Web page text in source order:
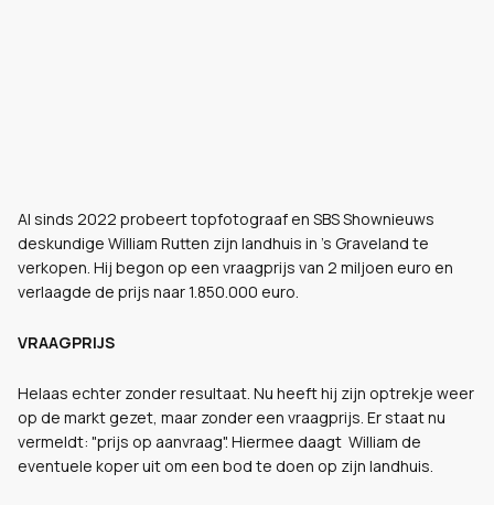
Al sinds 2022 probeert topfotograaf en SBS Shownieuws
deskundige William Rutten zijn landhuis in 's Graveland te
verkopen. Hij begon op een vraagprijs van 2 miljoen euro en
verlaagde de prijs naar 1.850.000 euro.
VRAAGPRIJS
Helaas echter zonder resultaat. Nu heeft hij zijn optrekje weer
op de markt gezet, maar zonder een vraagprijs. Er staat nu
vermeldt: "prijs op aanvraag". Hiermee daagt William de
eventuele koper uit om een bod te doen op zijn landhuis.